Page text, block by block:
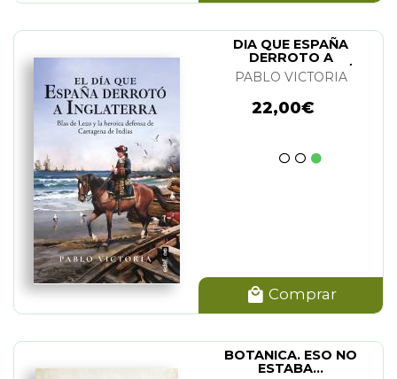
DIA QUE ESPAÑA
DERROTO A
INGLATERRA. EL (N/E)
PABLO VICTORIA
22,00€
Comprar
BOTANICA. ESO NO
ESTABA...